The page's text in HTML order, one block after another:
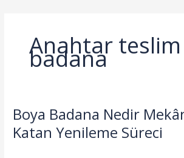
Anahtar
badana
Boya Badana Nedir
Katan Yenileme Süreci
Boya
Badana
Nedir